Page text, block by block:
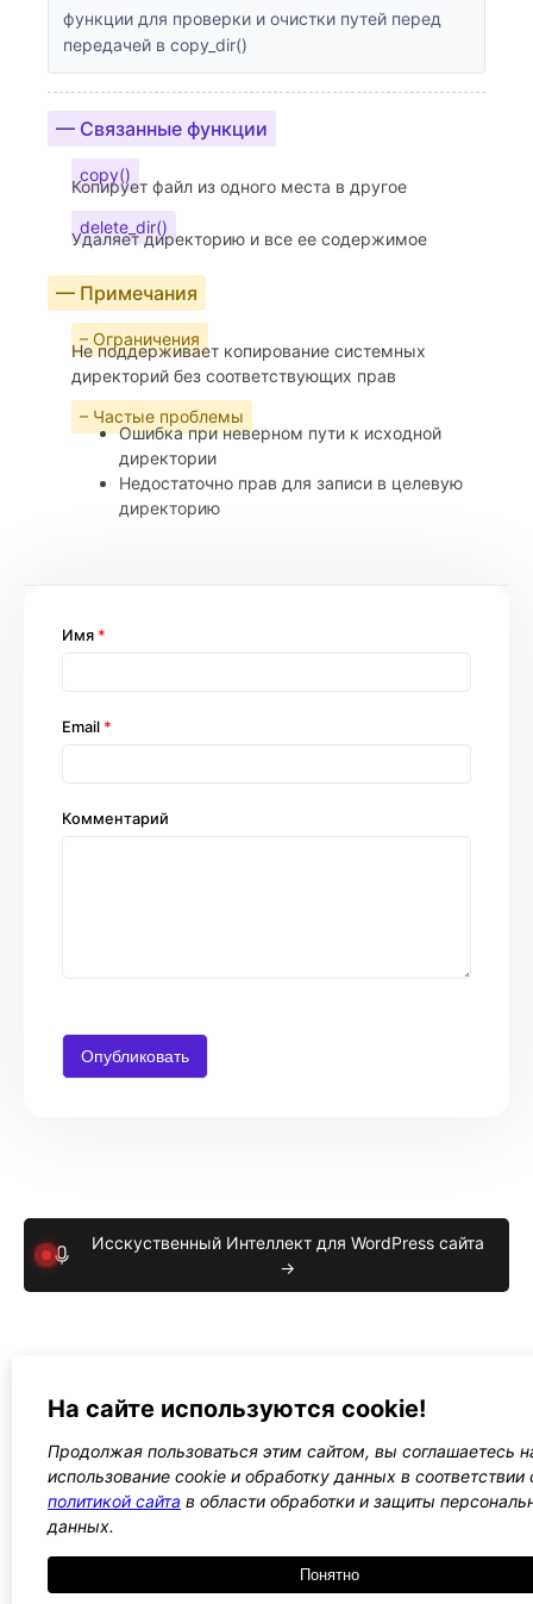
функции для проверки и очистки путей перед
передачей в copy_dir()
— Связанные функции
copy()
Копирует файл из одного места в другое
delete_dir()
Удаляет директорию и все ее содержимое
— Примечания
– Ограничения
Не поддерживает копирование системных
директорий без соответствующих прав
– Частые проблемы
Ошибка при неверном пути к исходной
директории
Недостаточно прав для записи в целевую
директорию
Комментарий
Имя *
Email *
Исскуственный Интеллект для WordPress сайта
→
1900 ₽ 6 разных демо
На сайте используются cookie!
Продолжая пользоваться этим сайтом, вы соглашаетесь
использование cookie и обработку данных в соответствии
политикой сайта в области обработки и защиты
данных.
Понятно